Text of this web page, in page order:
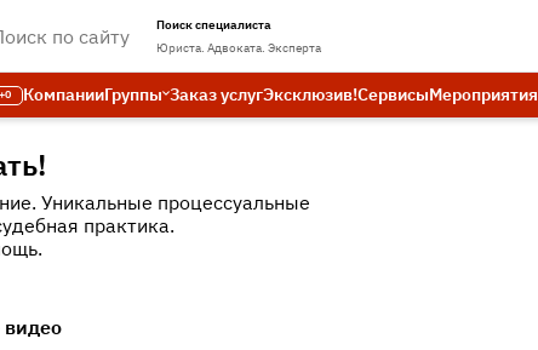
Поиск специалиста
Юриста. Адвоката. Эксперта
+0 КомпанииГруппы Заказ услугЭксклюзив!СервисыМероприятия
Уникальные процессуальные
практика.
видео